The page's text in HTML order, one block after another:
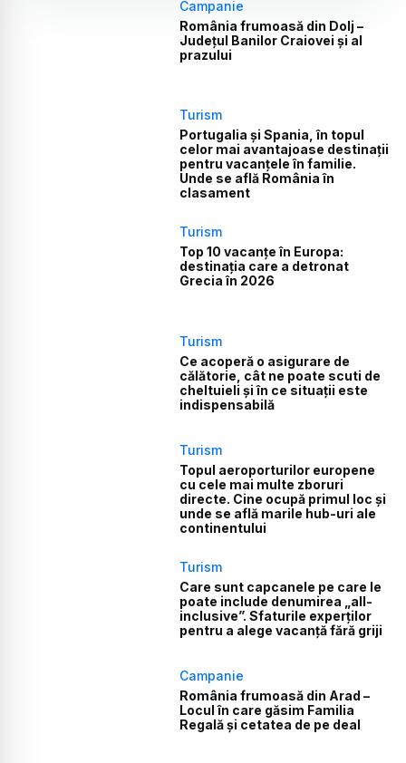
Campanie
România frumoasă din Dolj –
Județul Banilor Craiovei și al
prazului
Turism
Portugalia și Spania, în topul
celor mai avantajoase destinații
pentru vacanțele în familie.
Unde se află România în
clasament
Turism
Top 10 vacanțe în Europa:
destinația care a detronat
Grecia în 2026
Turism
Ce acoperă o asigurare de
călătorie, cât ne poate scuti de
cheltuieli și în ce situații este
indispensabilă
Turism
Topul aeroporturilor europene
cu cele mai multe zboruri
directe. Cine ocupă primul loc și
unde se află marile hub-uri ale
continentului
Turism
Care sunt capcanele pe care le
poate include denumirea „all-
inclusive”. Sfaturile experților
pentru a alege vacanță fără griji
Campanie
România frumoasă din Arad –
Locul în care găsim Familia
Regală și cetatea de pe deal